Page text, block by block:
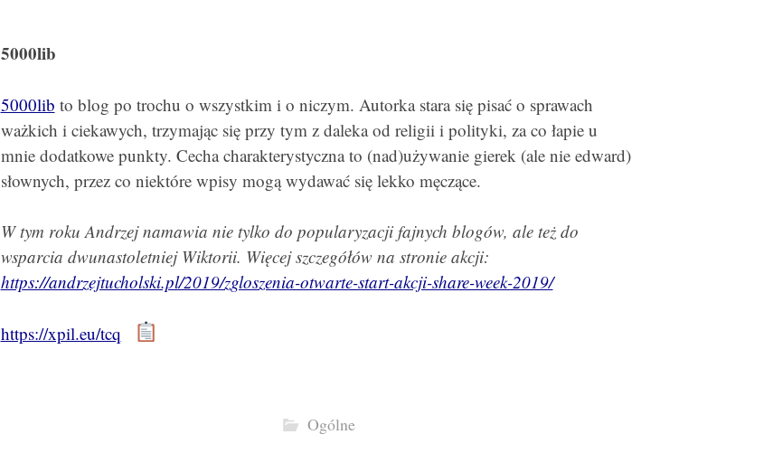
5000lib
5000lib to blog po trochu o wszystkim i o niczym. Autorka stara się pisać o sprawach
ważkich i ciekawych, trzymając się przy tym z daleka od religii i polityki, za co łapie u
mnie dodatkowe punkty. Cecha charakterystyczna to (nad)używanie gierek (ale nie edward)
słownych, przez co niektóre wpisy mogą wydawać się lekko męczące.
W tym roku Andrzej namawia nie tylko do popularyzacji fajnych blogów, ale też do
wsparcia dwunastoletniej Wiktorii. Więcej szczegółów na stronie akcji:
https://andrzejtucholski.pl/2019/zgloszenia-otwarte-start-akcji-share-week-2019/
https://xpil.eu/tcq
Ogólne